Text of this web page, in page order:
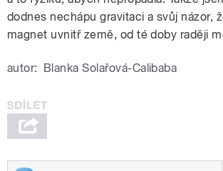
dodnes nechápu gravitaci a svůj názor,
magnet uvnitř země, od té doby raději
autor: Blanka Solařová-Calibaba